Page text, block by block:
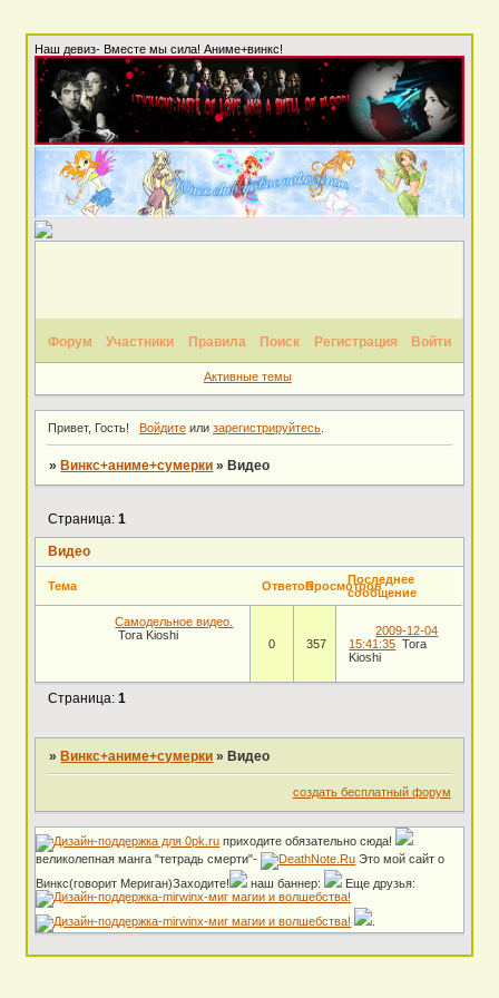
Наш девиз- Вместе мы сила! Аниме+винкс!
Форум Участники Правила Поиск Регистрация Войти
Активные темы
Привет, Гость! Войдитеили зарегистрируйтесь.
» Винкс+аниме+сумерки » Видео
Видео
Страница:1
Тема ОтветовПросмотровПоследнее
сообщение
Самодельное видео.
Tora Kioshi
0 357
2009-12-04
15:41:35 Tora
Kioshi
Страница:1
» Винкс+аниме+сумерки » Видео
создать бесплатный форум
приходите обязательно сюда!
великолепная манга "тетрадь смерти"-
Это мой сайт о
Винкс(говорит Мериган)Заходите!
наш баннер: Еще друзья: